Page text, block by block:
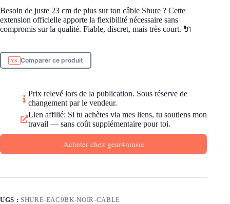
Besoin de juste 23 cm de plus sur ton câble Shure ? Cette
extension officielle apporte la flexibilité nécessaire sans
compromis sur la qualité. Fiable, discret, mais très court. 🔌
Comparer ce produit
Prix relevé lors de la publication. Sous réserve de
changement par le vendeur.
Lien affilié: Si tu achètes via mes liens, tu soutiens mon
travail — sans coût supplémentaire pour toi.
Acheter chez gear4music
UGS : SHURE-EAC9BK-NOIR-CABLE